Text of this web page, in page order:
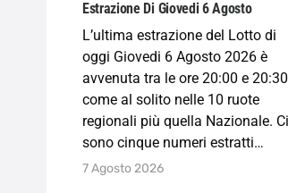
Estrazione Di Giovedi 6 Agosto
L’ultima estrazione del Lotto di
oggi Giovedi 6 Agosto 2026 è
avvenuta tra le ore 20:00 e 20:30
come al solito nelle 10 ruote
regionali più quella Nazionale. Ci
sono cinque numeri estratti…
7 Agosto 2026